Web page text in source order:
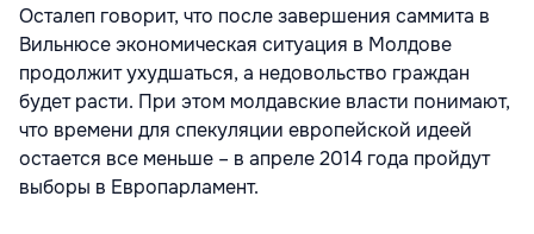
Осталеп говорит, что после завершения саммита в
Вильнюсе экономическая ситуация в Молдове
продолжит ухудшаться, а недовольство граждан
будет расти. При этом молдавские власти понимают,
что времени для спекуляции европейской идеей
остается все меньше – в апреле 2014 года пройдут
выборы в Европарламент.